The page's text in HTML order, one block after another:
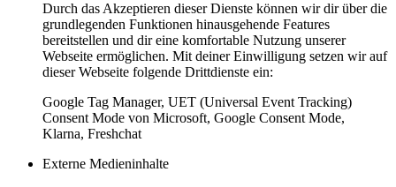
Durch das Akzeptieren dieser Dienste können wir dir über die
grundlegenden Funktionen hinausgehende Features
bereitstellen und dir eine komfortable Nutzung unserer
Webseite ermöglichen. Mit deiner Einwilligung setzen wir auf
dieser Webseite folgende Drittdienste ein:
Google Tag Manager, UET (Universal Event Tracking)
Consent Mode von Microsoft, Google Consent Mode,
Klarna, Freshchat
Externe Medieninhalte